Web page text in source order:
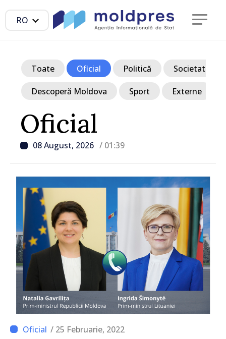
RO
Oficial
08 August, 2026 / 01:39
Toate Oficial Politică Societate
Descoperă Moldova Sport Externe
/ 25 Februarie, 2022